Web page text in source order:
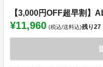
【3,000円OFF超早割】
¥11,960 (税込/送料込)残り27